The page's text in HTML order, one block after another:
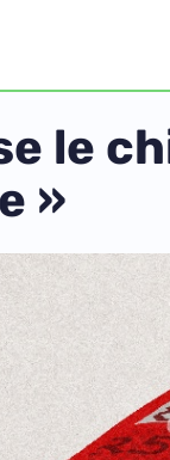
le
»